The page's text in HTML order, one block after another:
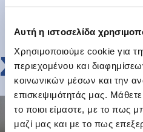
Αυτή η ιστοσελίδα
Χρησιμοποιούμε cookie για
περιεχομένου και
κοινωνικών μέσων και την
επισκεψιμότητάς μας.
το ποιοι είμαστε, με το πως
μαζί μας και με το πως
Σε γνώση